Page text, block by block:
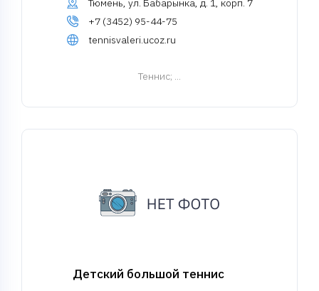
Тюмень, ул. Бабарынка, д. 1, корп. 7
+7 (3452) 95-44-75
tennisvaleri.ucoz.ru
Теннис; ...
Детский большой теннис